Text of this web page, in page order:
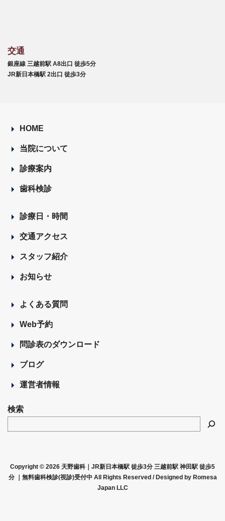
交通
銀座線 三越前駅 A8出口 徒歩5分
JR新日本橋駅 2出口 徒歩3分
HOME
当院について
診療案内
歯科検診
診療日・時間
交通アクセス
スタッフ紹介
お知らせ
よくある質問
Web予約
問診表のダウンロード
ブログ
運営者情報
検索
Copyright © 2026 天野歯科｜JR新日本橋駅 徒歩3分 三越前駅 神田駅 徒歩5
分 ｜無料歯科検診(視診)受付中 All Rights Reserved / Designed by Romesa
Japan LLC